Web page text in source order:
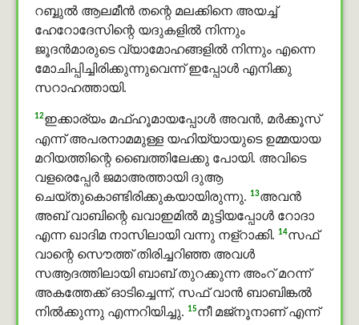
റബ്ബുൽ ആലമീൻ തന്റെ മലക്കിനെ അയച്ച്
ഹേറോദേസിന്റെ യദുകളില്‍ നിന്നും
ജൂദന്‍മാരുടെ വ്യാമോഹങ്ങളില്‍ നിന്നും എന്നെ
മോചിപ്പിച്ചിരിക്കുന്നുവെന്ന് ഇപ്പോള്‍ എനിക്കു
സറാഹത്തായി.
12ഇക്കാര്യം മഫ്ഹൂമായപ്പോൾ അവന്‍, മര്‍ക്കൂസ്
എന്ന് അപരനാമമുള്ള യഹിയ്യായുടെ ഉമ്മയായ
മറിയത്തിന്റെ ബൈത്തിലേക്കു പോയി. അവിടെ
വളരെപ്പേര്‍ ജമാഅത്തായി ദുആ
ചെയ്തുകൊണ്ടിരിക്കുകയായിരുന്നു. 13അവന്‍
അബ് വാബിന്റെ ഖവാഇമിൽ മുട്ടിയപ്പോള്‍ റോദാ
എന്ന ഖാദിമ നാസിലായി വന്നു നള്റാക്കി. 14സഫ്
വാന്റെ സൌത്ത് തിരിച്ചറിഞ്ഞ അവള്‍
സആദത്തിലായി ബാബ് തുറക്കുന്ന അംറ് മറന്ന്
അകത്തേക്ക് ഓടിച്ചെന്ന്, സഫ് വാൻ ബാബിങ്കൽ
നില്‍ക്കുന്നു എന്നറിയിച്ചു. 15നീ മജ്നൂനാണ് എന്ന്